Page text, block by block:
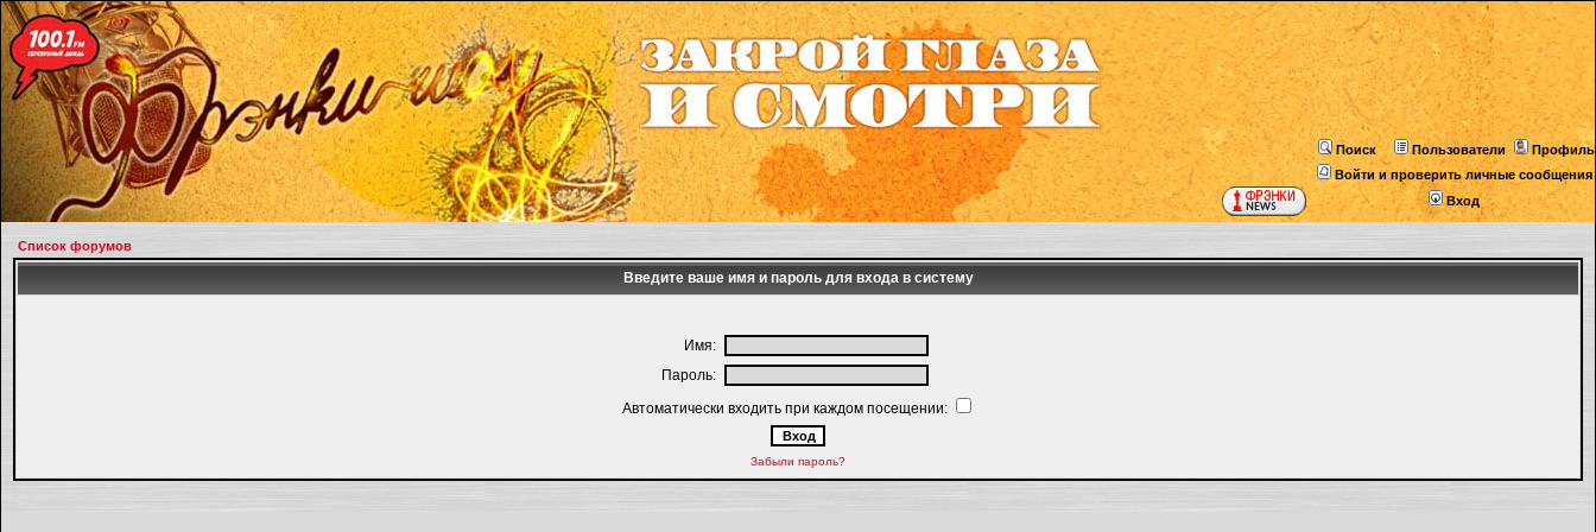
Поиск Пользователи
Профиль
Войти и проверить личные сообщения
Вход
Список форумов
Введите ваше имя и пароль для входа в систему
Имя:
Пароль:
Автоматически входить при каждом посещении:
Забыли пароль?